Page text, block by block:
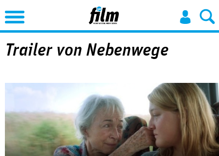
Jump to Navigation
Trailer von Nebenwege